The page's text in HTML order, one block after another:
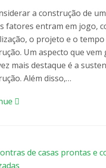
a construção de
fatores entram em jogo,
o projeto e o tempo
Um aspecto que vem
mais destaque é a
Além disso,…